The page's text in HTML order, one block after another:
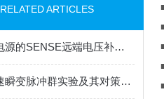
RELATED ARTICLES
直流电源的SENSE远端电压补偿技术
电快速瞬变脉冲群实验及其对策综述